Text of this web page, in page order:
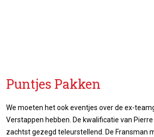
Puntjes Pakken
We moeten het ook eventjes over de ex-
Verstappen hebben. De kwalificatie van
zachtst gezegd teleurstellend. De Fransman